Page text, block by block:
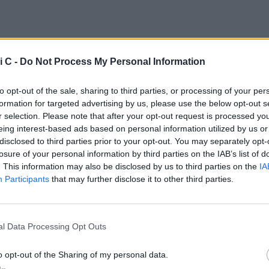
C - Do Not Process My Personal Information
opt-out of the sale, sharing to third parties, or processing of your
for targeted advertising by us, please use the below opt-out
selection. Please note that after your opt-out request is processed
interest-based ads based on personal information utilized by us
to third parties prior to your opt-out. You may separately
of your personal information by third parties on the IAB’s list of
This information may also be disclosed by us to third parties on the
Participants that may further disclose it to other third parties.
Data Processing Opt Outs
opt-out of the Sharing of my personal data.
alla guida di una squadra giovane. Questa è stata la
, che ha voluto affidare a Marco Zaffaroni la
bluceleste dopo l'addio di Lopez. Nel mezzo tra le
con l'AlbinoLeffe - prima della già citata parentesi con
quando l'Hellas Veronascelse proprio lui in vista del
a togliersi diverse soddisfazioni anche lungo il